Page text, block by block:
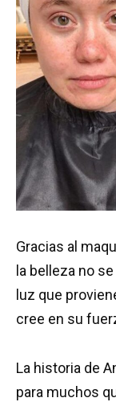
Gracias al
la belleza no
luz que
cree en su
La historia de
para muchos